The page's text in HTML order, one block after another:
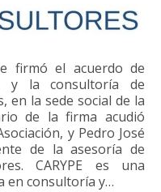
firmó el acuerdo de
y la consultoría de
en la sede social de la
de la firma acudió
y Pedro José
de la asesoría de
CARYPE es una
en consultoría y…